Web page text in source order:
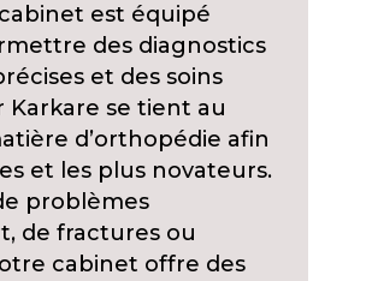
est équipé
des diagnostics
et des soins
se tient au
d’orthopédie afin
et les plus novateurs.
problèmes
de fractures ou
cabinet offre des